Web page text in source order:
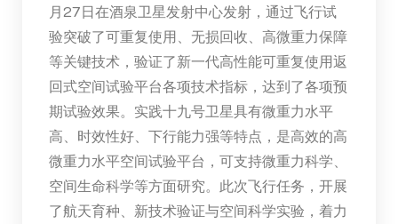
月27日在酒泉卫星发射中心发射，通过飞行试
验突破了可重复使用、无损回收、高微重力保障
等关键技术，验证了新一代高性能可重复使用返
回式空间试验平台各项技术指标，达到了各项预
期试验效果。实践十九号卫星具有微重力水平
高、时效性好、下行能力强等特点，是高效的高
微重力水平空间试验平台，可支持微重力科学、
空间生命科学等方面研究。此次飞行任务，开展
了航天育种、新技术验证与空间科学实验，着力